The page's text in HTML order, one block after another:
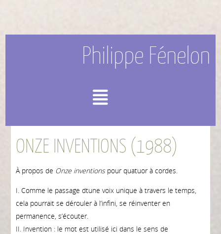
Philippe Fénelon
ONZE INVENTIONS (1988)
À propos de Onze inventionspour quatuor à cordes.
I. Comme le passage dtune voix unique à travers le temps,
cela pourrait se dérouler à l’infini, se réinventer en
permanence, s’écouter.
II. Invention : le mot est utilisé ici dans le sens de